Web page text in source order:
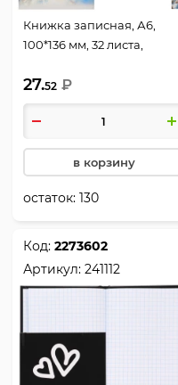
Книжка записная, А6,
100*136 мм, 32 листа,
мелованный картон,
ассорти 10 видов,
Прекрасные незнакомки,
27.52 ₽
в корзину
остаток:130
Код:2273602
Артикул:241112